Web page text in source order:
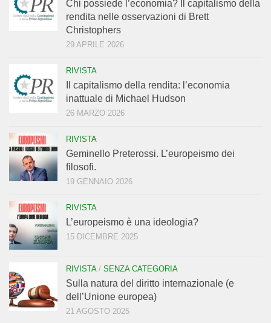
Chi possiede l’economia? Il capitalismo della
rendita nelle osservazioni di Brett
Christophers
29 APRILE 2026
RIVISTA
Il capitalismo della rendita: l’economia
inattuale di Michael Hudson
26 MARZO 2026
RIVISTA
Geminello Preterossi. L’europeismo dei
filosofi.
19 GENNAIO 2026
RIVISTA
L’europeismo è una ideologia?
15 DICEMBRE 2025
RIVISTA/ SENZA CATEGORIA
Sulla natura del diritto internazionale (e
dell’Unione europea)
21 AGOSTO 2025